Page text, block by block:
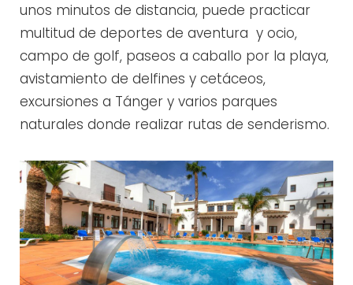
unos minutos de distancia, puede practicar
multitud de deportes de aventura y ocio,
campo de golf, paseos a caballo por la playa,
avistamiento de delfines y cetáceos,
excursiones a Tánger y varios parques
naturales donde realizar rutas de senderismo.